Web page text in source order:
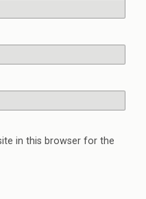
in this browser for the